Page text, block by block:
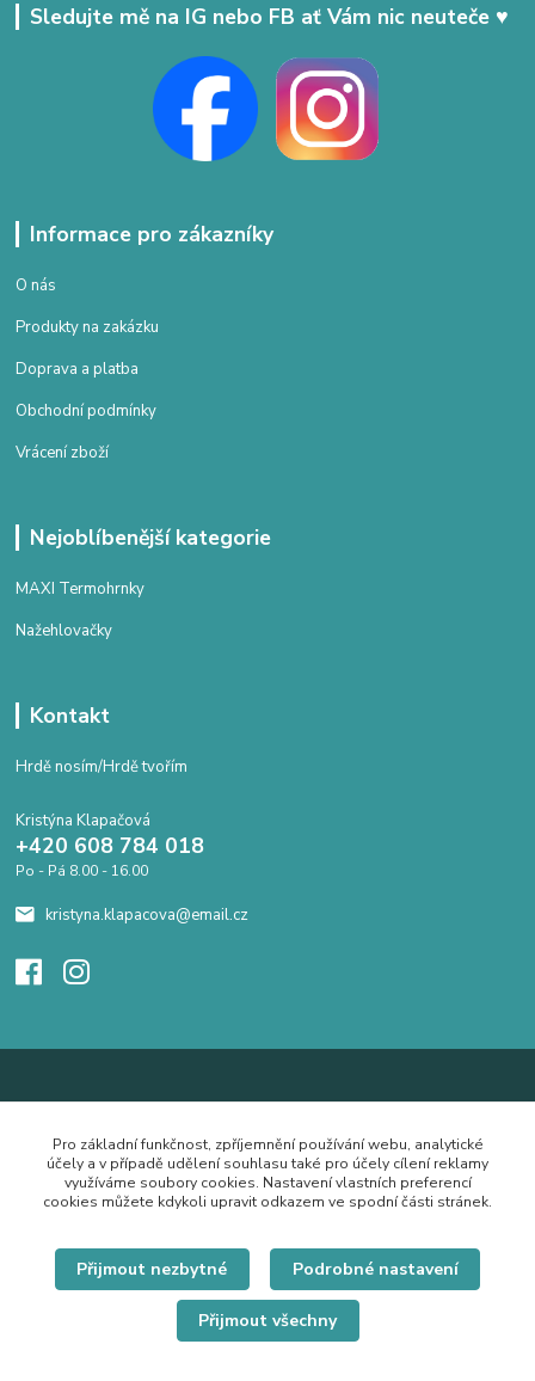
Sledujte mě na IG nebo FB ať Vám nic neuteče ♥
Informace pro zákazníky
O nás
Produkty na zakázku
Doprava a platba
Obchodní podmínky
Vrácení zboží
Nejoblíbenější kategorie
MAXI Termohrnky
Nažehlovačky
Kontakt
Hrdě nosím/Hrdě tvořím
Kristýna Klapačová
+420 608 784 018
Po - Pá 8.00 - 16.00
kristyna.klapacova@email.cz
Pro základní funkčnost, zpříjemnění používání webu, analytické
účely a v případě udělení souhlasu také pro účely cílení reklamy
využíváme soubory cookies. Nastavení vlastních preferencí
cookies můžete kdykoli upravit odkazem ve spodní části stránek.
Přijmout nezbytné Podrobné nastavení
Přijmout všechny